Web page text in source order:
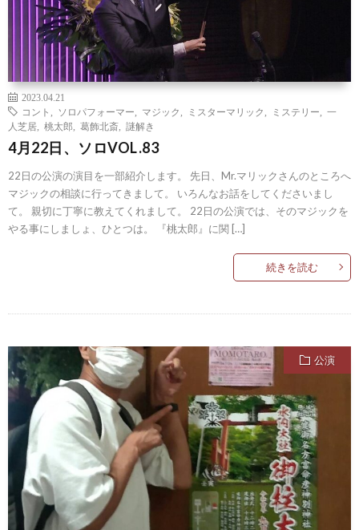
2023.04.21
コント
ソロパフォーマー マジック ミスターマリック ミステリー
一
人芝居
桃太郎 葛飾北斎 謎解き
4月22日、ソロVOL.83
22日の公演の演目を一部紹介します。 先日、Mr.マリックさんのところへ
マジックの相談に行ってきまして。 いろんなお話をしてくださいまし
て。 親切に丁寧に教えてくれまして。 22日の公演では、そのマジックを
やる事にしましょ、ひとつは。 『桃太郎』に関 […]
続きを読む
公演